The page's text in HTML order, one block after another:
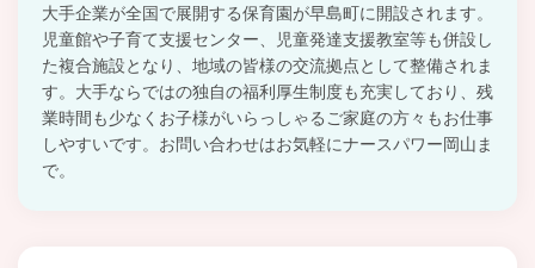
大手企業が全国で展開する保育園が早島町に開設されます。
児童館や子育て支援センター、児童発達支援教室等も併設し
た複合施設となり、地域の皆様の交流拠点として整備されま
す。大手ならではの独自の福利厚生制度も充実しており、残
業時間も少なくお子様がいらっしゃるご家庭の方々もお仕事
しやすいです。お問い合わせはお気軽にナースパワー岡山ま
で。